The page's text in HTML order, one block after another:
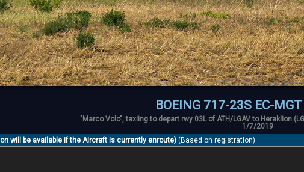
BOEING 717-23S EC-
"Marco Volo", taxiing to depart rwy 03L of ATH/LGAV to Heraklion
1/7/2019
will be available if the Aircraft is currently enroute) (Based on registration)